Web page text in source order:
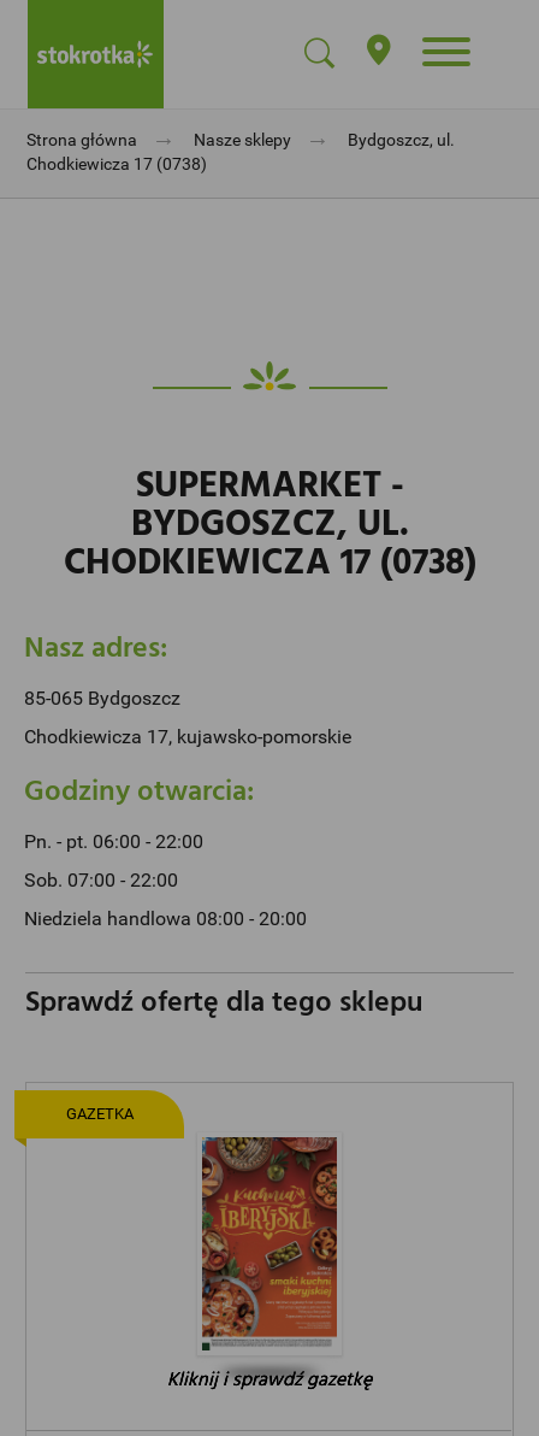
Strona główna → Nasze sklepy →
Bydgoszcz, ul.
Chodkiewicza 17 (0738)
SUPERMARKET -
BYDGOSZCZ, UL.
CHODKIEWICZA 17 (0738)
Nasz adres:
85-065 Bydgoszcz
Chodkiewicza 17, kujawsko-pomorskie
Godziny otwarcia:
Pn. - pt. 06:00 - 22:00
Sob. 07:00 - 22:00
Niedziela handlowa 08:00 - 20:00
Sprawdź ofertę dla tego sklepu
Kliknij i sprawdź gazetkę
Kliknij i sprawdź gazetkę
Kliknij i sprawdź gazetkę
GAZETKA